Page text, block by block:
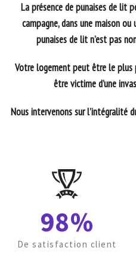
La présence de punaises de lit
campagne, dans une maison
punaises de lit n’est pas
Votre logement peut être le plus
être victime d’une
Nous intervenons sur l’intégralité
98%
De satisfaction client